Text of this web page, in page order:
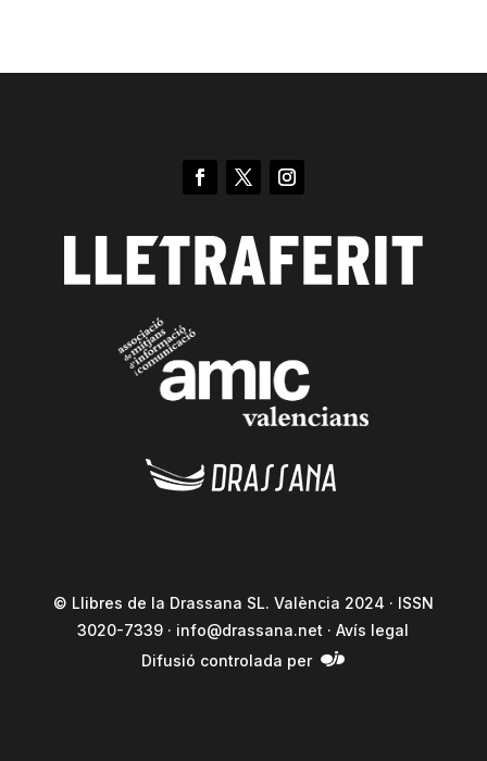
© Llibres de la Drassana SL. València 2024 · ISSN
3020-7339 · info@drassana.net ·Avís legal
Difusió controlada per